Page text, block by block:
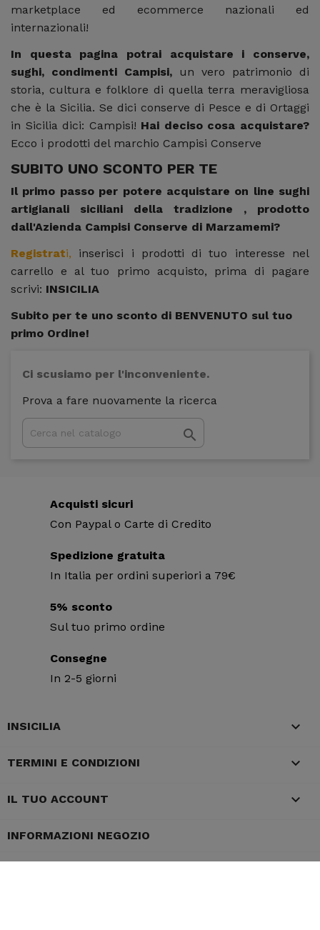
marketplace ed ecommerce nazionali ed
internazionali!
In questa pagina potrai acquistare i conserve,
sughi, condimenti Campisi, un vero patrimonio di
storia, cultura e folklore di quella terra meravigliosa
che è la Sicilia. Se dici conserve di Pesce e di Ortaggi
in Sicilia dici: Campisi! Hai deciso cosa acquistare?
Ecco i prodotti del marchio Campisi Conserve
SUBITO UNO SCONTO PER TE
Il primo passo per potere acquistare on line sughi
artigianali siciliani della tradizione , prodotto
dall'Azienda Campisi Conserve di Marzamemi?
Registrati, inserisci i prodotti di tuo interesse nel
carrello e al tuo primo acquisto, prima di pagare
scrivi: INSICILIA
Subito per te uno sconto di BENVENUTO sul tuo
primo Ordine!
Ci scusiamo per l'inconveniente.
Prova a fare nuovamente la ricerca

Acquisti sicuri
Con Paypal o Carte di Credito
Spedizione gratuita
In Italia per ordini superiori a 79€
5% sconto
Sul tuo primo ordine
Consegne
In 2-5 giorni
INSICILIA 
TERMINI E CONDIZIONI 
IL TUO ACCOUNT 
INFORMAZIONI NEGOZIO